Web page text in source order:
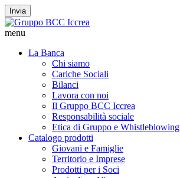
Invia
menu
La Banca
Chi siamo
Cariche Sociali
Bilanci
Lavora con noi
Il Gruppo BCC Iccrea
Responsabilità sociale
Etica di Gruppo e Whistleblowing
Catalogo prodotti
Giovani e Famiglie
Territorio e Imprese
Prodotti per i Soci